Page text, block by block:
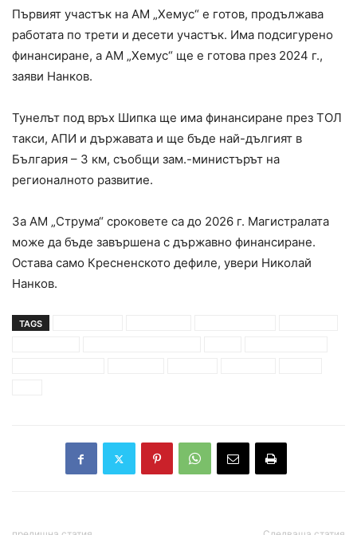
Първият участък на АМ „Хемус“ е готов, продължава
работата по трети и десети участък. Има подсигурено
финансиране, а АМ „Хемус“ ще е готова през 2024 г.,
заяви Нанков.
Тунелът под връх Шипка ще има финансиране през ТОЛ
такси, АПИ и държавата и ще бъде най-дългият в
България – 3 км, съобщи зам.-министърът на
регионалното развитие.
За АМ „Струма“ сроковете са до 2026 г. Магистралата
може да бъде завършена с държавно финансиране.
Остава само Кресненското дефиле, увери Николай
Нанков.
TAGS